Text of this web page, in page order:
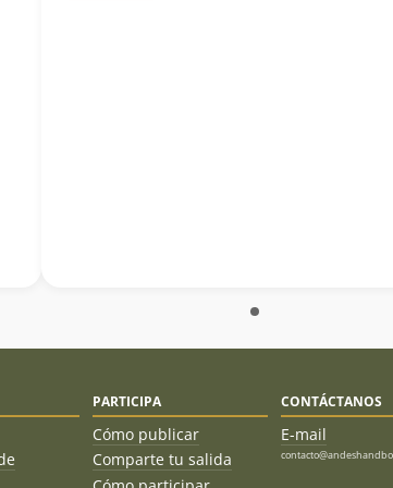
PARTICIPA
Cómo publicar
Comparte tu salida
CONTÁCTANOS
E-mail